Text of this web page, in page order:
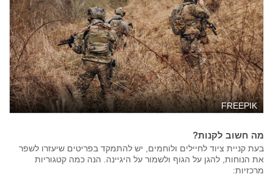
FREEPIK
מה חשוב לקנות?
בעת קניית ציוד לחיילים ולוחמים, יש להתמקד בפריטים שיעזרו לשפר
את הנוחות, להגן על הגוף ולשמור על היגיינה. הנה כמה קטגוריות
מרכזיות: